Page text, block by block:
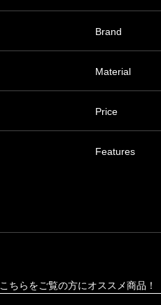
Brand
Material
Price
Features
こちらをご覧の方にオススメ商品！